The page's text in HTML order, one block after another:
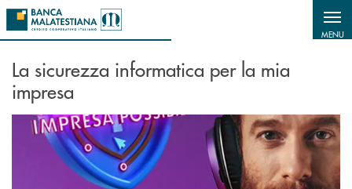
Salta al contenuto principale
MENU
La sicurezza informatica per la mia
impresa